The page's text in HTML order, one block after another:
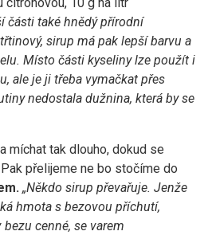
části také hnědý přírodní
sirup má pak lepší barvu a
Místo části kyseliny lze použít i
ale je ji třeba vymačkat přes
nedostala dužnina, která by se
míchat tak dlouho, dokud se
Pak přelijeme ne bo stočíme do
„Někdo sirup převařuje. Jenže
hmota s bezovou příchutí,
cenné, se varem